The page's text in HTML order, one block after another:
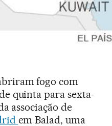
fogo com
quinta para sexta-
associação de
em Balad, uma